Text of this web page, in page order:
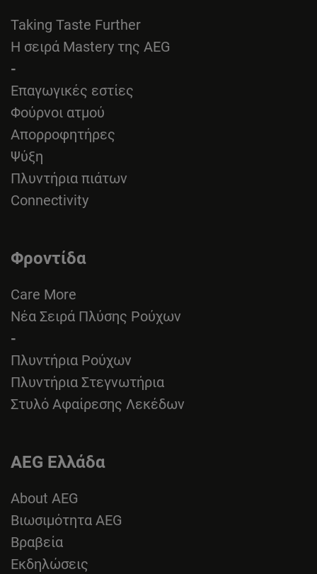
Taking Taste Further
Η σειρά Mastery της AEG
-
Επαγωγικές εστίες
Φούρνοι ατμού
Απορροφητήρες
Ψύξη
Πλυντήρια πιάτων
Connectivity
Φροντίδα
Care More
Νέα Σειρά Πλύσης Ρούχων
-
Πλυντήρια Ρούχων
Πλυντήρια Στεγνωτήρια
Στυλό Αφαίρεσης Λεκέδων
AEG Ελλάδα
About AEG
Βιωσιμότητα AEG
Βραβεία
Εκδηλώσεις